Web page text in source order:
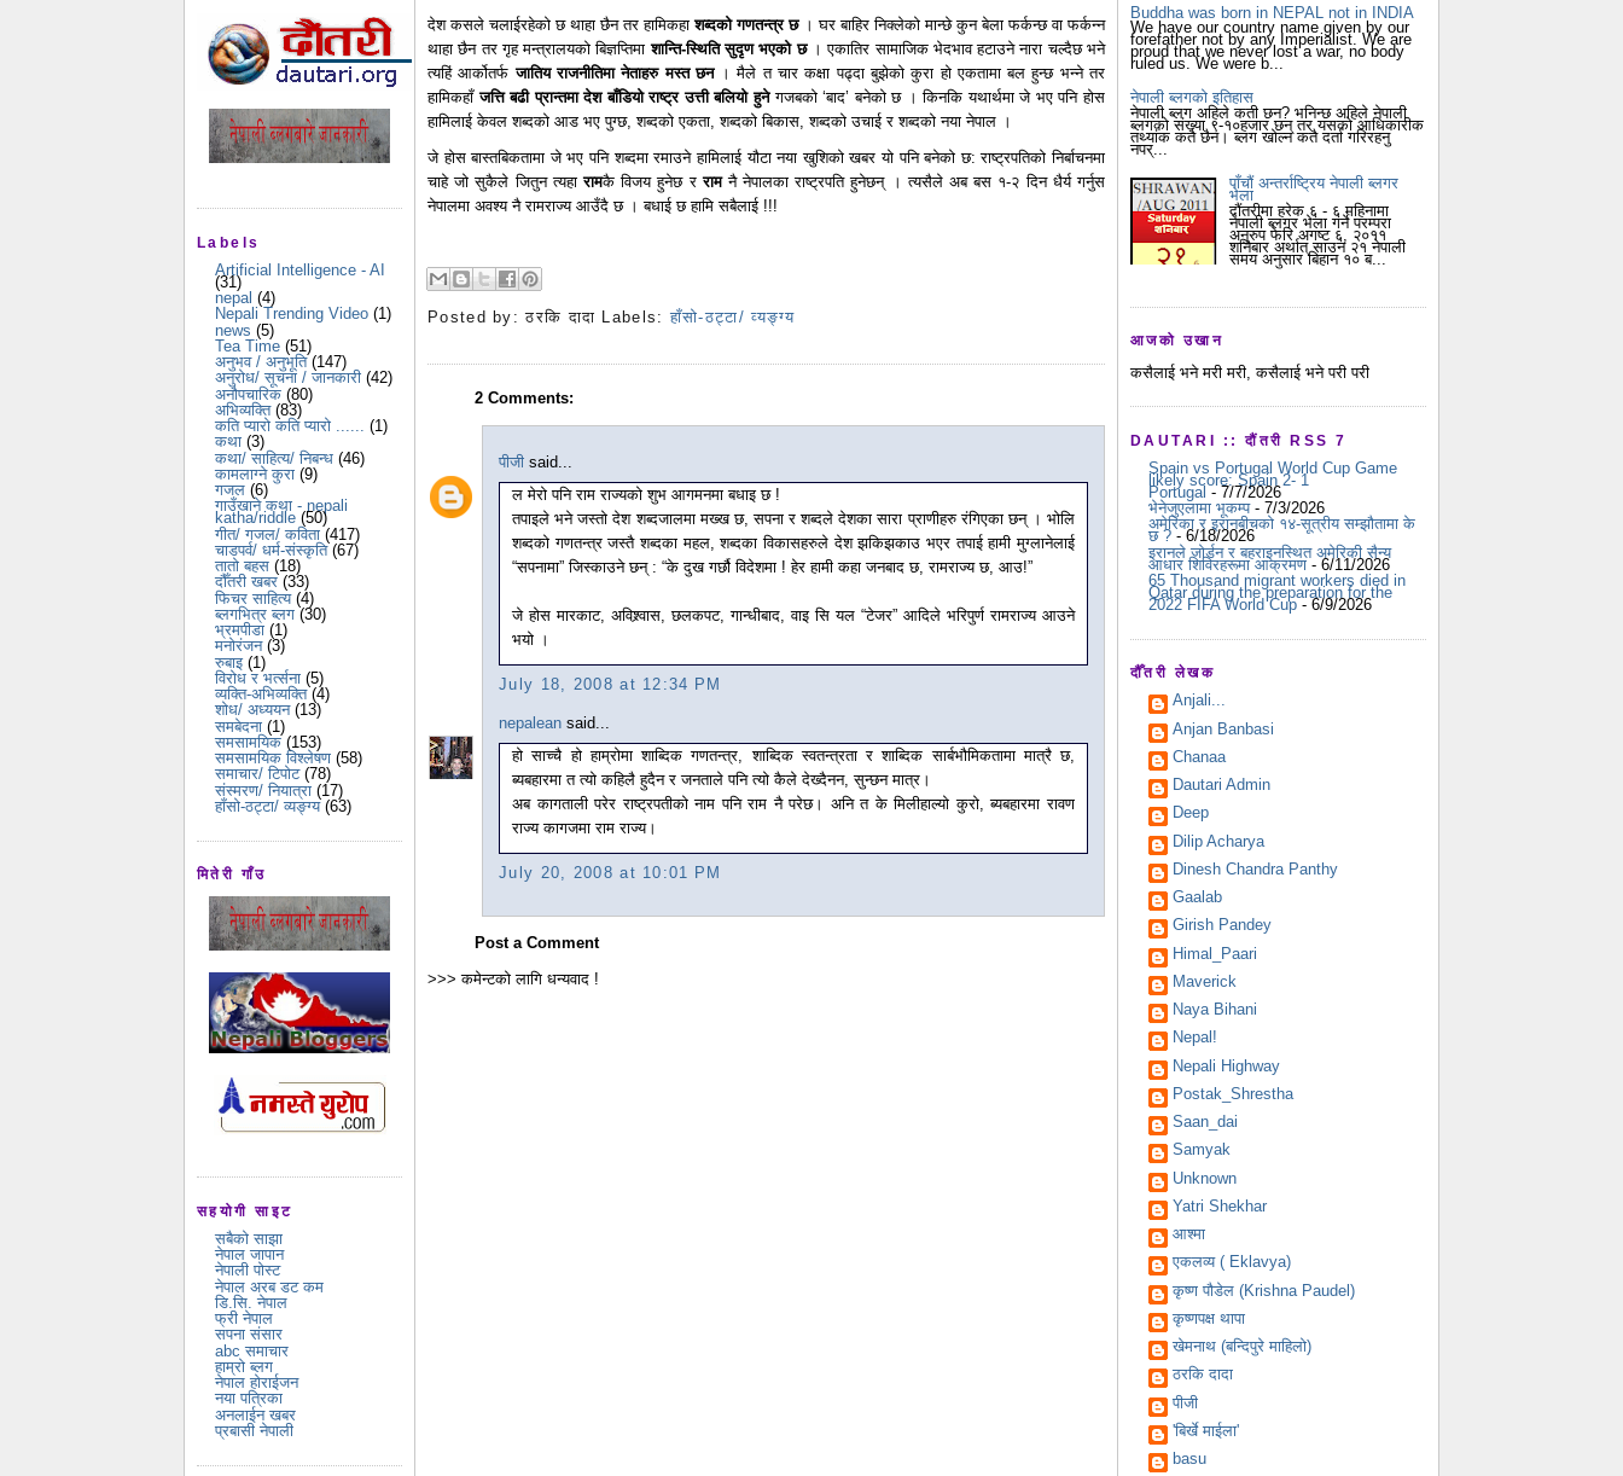
Labels
Artificial Intelligence - AI
(31)
nepal (4)
Nepali Trending Video (1)
news (5)
Tea Time (51)
अनुभव / अनुभूति (147)
अनुरोध/ सूचना / जानकारी (42)
अनौपचारिक (80)
अभिव्यक्ति (83)
कति प्यारो कति प्यारो ...... (1)
कथा (3)
कथा/ साहित्य/ निबन्ध (46)
कामलाग्ने कुरा (9)
गजल (6)
गाउँखाने कथा - nepali
katha/riddle (50)
गीत/ गजल/ कविता (417)
चाडपर्व/ धर्म-संस्कृति (67)
तातो बहस (18)
दौँतरी खबर (33)
फिचर साहित्य (4)
ब्लगभित्र ब्लग (30)
भ्रमपीडा (1)
मनोरंजन (3)
रुबाइ (1)
विरोध र भर्त्सना (5)
व्यक्ति-अभिव्यक्ति (4)
शोध/ अध्ययन (13)
समबेदना (1)
समसामयिक (153)
समसामयिक विश्लेषण (58)
समाचार/ टिपोट (78)
संस्मरण/ नियात्रा (17)
हाँसो-ठट्टा/ व्यङ्ग्य (63)
मितेरी गाँउ
सहयोगी साइट
सबैको साझा
नेपाल जापान
नेपाली पोस्ट
नेपाल अरब डट कम
डि.सि. नेपाल
फ्री नेपाल
सपना संसार
abc समाचार
हाम्रो ब्लग
नेपाल होराईजन
नया पत्रिका
अनलाईन खबर
प्रबासी नेपाली
देश कसले चलाईरहेको छ थाहा छैन तर हामिकहाशब्दको गणतन्त्र छ। घर बाहिर निक्लेको मान्छे कुन बेला फर्कन्छ वा फर्कन्न
थाहा छैन तर गृह मन्त्रालयको बिज्ञप्तिमाशान्ति-स्थिति सुदृण भएको छ । एकातिर सामाजिक भेदभाव हटाउने नारा चल्दैछ भने
त्यहिं आर्कोतर्फजातिय राजनीतिमा नेताहरु मस्त छन । मैले त चार कक्षा पढ्दा बुझेको कुरा हो एकतामा बल हुन्छ भन्ने तर
हामिकहाँजत्ति बढी प्रान्तमा देश बाँडियो राष्ट्र उत्ती बलियो हुनेगजबको ‘बाद’ बनेको छ । किनकि यथार्थमा जे भए पनि होस
हामिलाई केवल शब्दको आड भए पुग्छ, शब्दको एकता, शब्दको बिकास, शब्दको उचाई र शब्दको नया नेपाल ।
जे होस बास्तबिकतामा जे भए पनि शब्दमा रमाउने हामिलाई यौटा नया खुशिको खबर यो पनि बनेको छ: राष्ट्रपतिको निर्बाचनमा
चाहे जो सुकैले जितुन त्यहारामकै विजय हुनेछ ररामनै नेपालका राष्ट्रपति हुनेछन् । त्यसैले अब बस १-२ दिन धैर्य गर्नुस
नेपालमा अवश्य नै रामराज्य आउँदै छ । बधाई छ हामि सबैलाई !!!
Posted by:ठरकि दादा Labels:हाँसो-ठट्टा/ व्यङ्ग्य
2 Comments:
पीजी said...
ल मेरो पनि राम राज्यको शुभ आगमनमा बधाइ छ !
तपाइले भने जस्तो देश शब्दजालमा मख्ख छ, सपना र शब्दले देशका सारा प्राणीहरु रंगिएका छन् । भोलि
शब्दको गणतन्त्र जस्तै शब्दका महल, शब्दका विकासहरुले देश झकिझकाउ भएर तपाई हामी मुग्लानेलाई
“सपनामा” जिस्काउने छन् : “के दुख गर्छौ विदेशमा ! हेर हामी कहा जनबाद छ, रामराज्य छ, आउ!”
जे होस मारकाट, अविश्र्वास, छलकपट, गान्धीबाद, वाइ सि यल “टेजर” आदिले भरिपुर्ण रामराज्य आउने
भयो ।
July 18, 2008 at 12:34 PM
nepalean said...
हो साच्चै हो हाम्रोमा शाब्दिक गणतन्त्र, शाब्दिक स्वतन्त्रता र शाब्दिक सार्बभौमिकतामा मात्रै छ,
ब्यबहारमा त त्यो कहिलै हुदैन र जनताले पनि त्यो कैले देख्दैनन, सुन्छन मात्र।
अब कागताली परेर राष्ट्रपतीको नाम पनि राम नै परेछ। अनि त के मिलीहाल्यो कुरो, ब्यबहारमा रावण
राज्य कागजमा राम राज्य।
July 20, 2008 at 10:01 PM
Post a Comment
>>> कमेन्टको लागि धन्यवाद !
Buddha was born in NEPAL not in INDIA
We have our country name given by our
forefather not by any Imperialist. We are
proud that we never lost a war, no body
ruled us. We were b...
नेपाली ब्लगको इतिहास
नेपाली ब्लग अहिले कती छन? भनिन्छ अहिले नेपाली
ब्लगको संख्या ९-१०हजार छन् तर यसको आधिकारीक
तथ्यांक कतै छैन। ब्लग खोल्न कतै दर्ता गरिरहनु
नपर्...
पाँचौं अन्तर्राष्ट्रिय नेपाली ब्लगर
भेला
दौंतरीमा हरेक ६ - ६ महिनामा
नेपाली ब्लगर भेला गर्ने परम्परा
अनुरुप फेरि अगष्ट ६, २०११
शनिबार अर्थात् साउन २१ नेपाली
समय अनुसार बिहान १० ब...
आजको उखान
कसैलाई भने मरी मरी, कसैलाई भने परी परी
DAUTARI :: दौंतरी RSS 7
Spain vs Portugal World Cup Game
likely score: Spain 2- 1
Portugal - 7/7/2026
भेनेजुएलामा भूकम्प- 7/3/2026
अमेरिका र इरानबीचको १४-सूत्रीय सम्झौतामा के
छ ? - 6/18/2026
इरानले जोर्डन र बहराइनस्थित अमेरिकी सैन्य
आधार शिविरहरूमा आक्रमण- 6/11/2026
65 Thousand migrant workers died in
Qatar during the preparation for the
2022 FIFA World Cup - 6/9/2026
दौँतरी लेखक
Anjali...
Anjan Banbasi
Chanaa
Dautari Admin
Deep
Dilip Acharya
Dinesh Chandra Panthy
Gaalab
Girish Pandey
Himal_Paari
Maverick
Naya Bihani
Nepal!
Nepali Highway
Postak_Shrestha
Saan_dai
Samyak
Unknown
Yatri Shekhar
आश्मा
एकलव्य ( Eklavya)
कृष्ण पौडेल (Krishna Paudel)
कृष्णपक्ष थापा
खेमनाथ (बन्दिपुरे माहिलो)
ठरकि दादा
पीजी
'बिर्खे माईला'
basu